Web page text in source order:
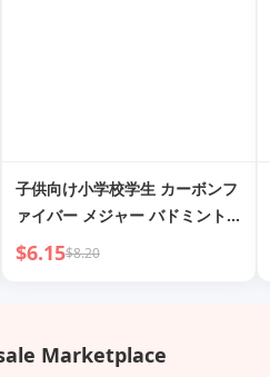
子供向け小学校学生 カーボンフ
ァイバー メジャー バドミントン
ラケット
$6.15$8.20
Marketplace